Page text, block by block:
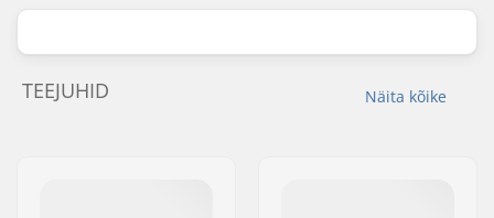
Näita kõike
TEEJUHID